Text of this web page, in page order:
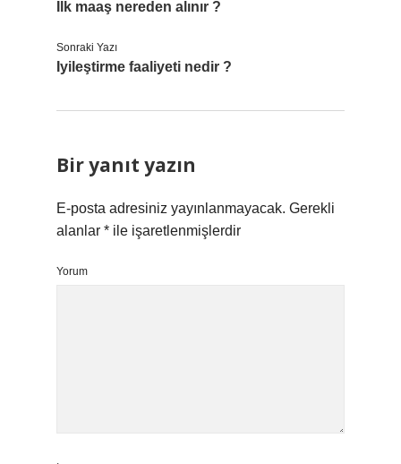
Ilk maaş nereden alınır ?
Sonraki Yazı
Iyileştirme faaliyeti nedir ?
Bir yanıt yazın
E-posta adresiniz yayınlanmayacak. Gerekli
alanlar * ile işaretlenmişlerdir
Yorum